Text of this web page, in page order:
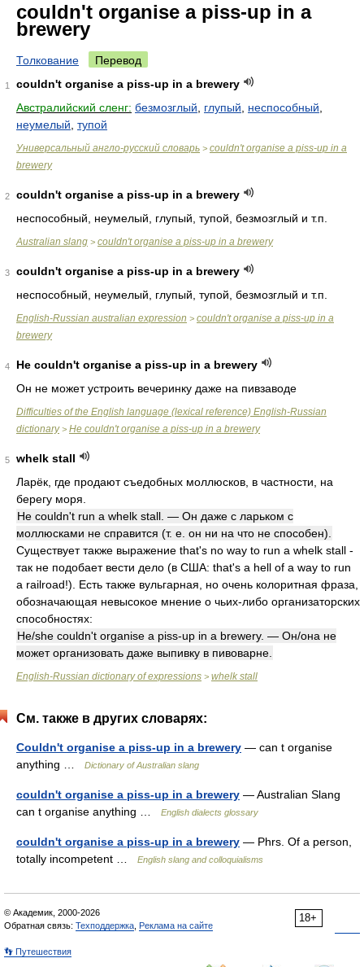
couldn't organise a piss-up in a
brewery
Толкование Перевод
1
couldn't organise a piss-up in a brewery
Австралийский сленг: безмозглый глупый неспособный
неумелый тупой
Универсальный англо-русский словарь > couldn't organise a piss-up in a
brewery
2
couldn't organise a piss-up in a brewery
неспособный, неумелый, глупый, тупой, безмозглый и т.п.
Australian slang > couldn't organise a piss-up in a brewery
3
couldn't organise a piss-up in a brewery
неспособный, неумелый, глупый, тупой, безмозглый и т.п.
English-Russian australian expression > couldn't organise a piss-up in a
brewery
4
He couldn't organise a piss-up in a brewery
Он не может устроить вечеринку даже на пивзаводе
Difficulties of the English language (lexical reference) English-Russian
dictionary> He couldn't organise a piss-up in a brewery
5
whelk stall
Ларёк, где продают съедобных моллюсков, в частности, на
берегу моря.
He couldn't run a whelk stall. — Он даже с ларьком с
моллюсками не справится (т. е. он ни на что не способен).
Существует также выражение that's no way to run a whelk stall -
так не подобает вести дело (в США: that's a hell of a way to run
a railroad!). Есть также вульгарная, но очень колоритная фраза,
обозначающая невысокое мнение о чьих-либо организаторских
способностях:
He/she couldn't organise a piss-up in a brewery. — Он/она не
может организовать даже выпивку в пивоварне.
English-Russian dictionary of expressions > whelk stall
См. также в других словарях:
Couldn't organise a piss-up in a brewery — can t organise
anything …
Dictionary of Australian slang
couldn't organise a piss-up in a brewery — Australian Slang
can t organise anything …
English dialects glossary
couldn't organise a piss-up in a brewery — Phrs. Of a person,
totally incompetent …
English slang and colloquialisms
18+
© Академик, 2000-2026
Обратная связь: Техподдержка Реклама на сайте
👣 Путешествия